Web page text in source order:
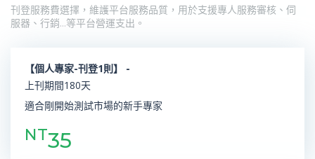
刊登服務費選擇，維護平台服務品質，用於支援專人服務審核、伺
服器、行銷…等平台營運支出。
【個人專家-刊登1則】 -
上刊期間180天
適合剛開始測試市場的新手專家
NT35